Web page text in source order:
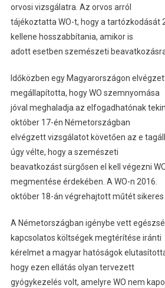
orvosi vizsgálatra. Az orvos arról
tájékoztatta WO-t, hogy a tartózkodását
kellene hosszabbítania, amikor is
adott esetben szemészeti
Időközben egy Magyarországon
megállapította, hogy WO szemnyomása
jóval meghaladja az elfogadhatónak
október 17-én Németországban
elvégzett vizsgálatot követően az e
úgy vélte, hogy a szemészeti
beavatkozást sürgősen el kell végezni
megmentése érdekében. A WO-n 2016.
október 18-án végrehajtott műtét sikeres
A Németországban igénybe vett
kapcsolatos költségek megtérítése iránti
kérelmet a magyar hatóságok
hogy ezen ellátás olyan tervezett
gyógykezelés volt, amelyre WO nem